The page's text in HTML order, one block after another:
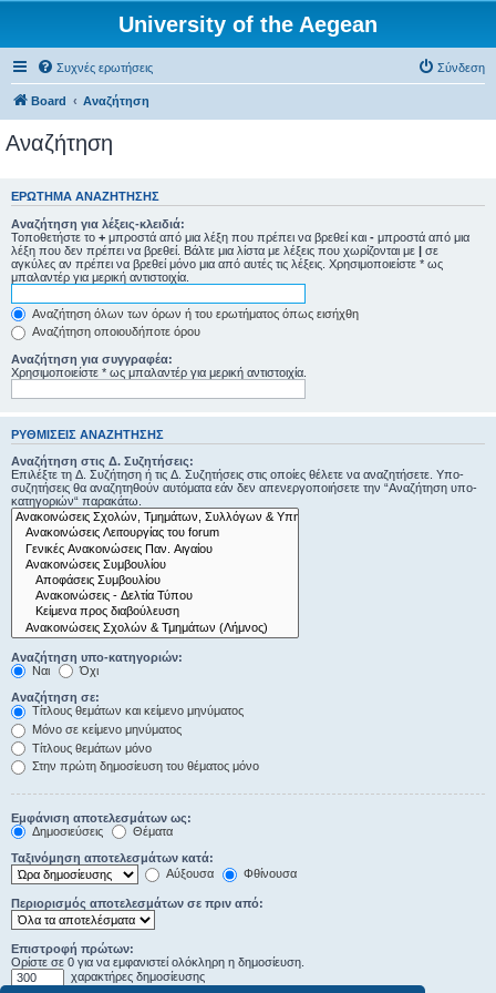
University of the Aegean
Συχνές ερωτήσεις Σύνδεση
Board Αναζήτηση
Αναζήτηση
ΕΡΏΤΗΜΑ ΑΝΑΖΉΤΗΣΗΣ
Αναζήτηση για λέξεις-κλειδιά:
Τοποθετήστε το + μπροστά από μια λέξη που πρέπει να βρεθεί και - μπροστά από μια
λέξη που δεν πρέπει να βρεθεί. Βάλτε μια λίστα με λέξεις που χωρίζονται με | σε
αγκύλες αν πρέπει να βρεθεί μόνο μια από αυτές τις λέξεις. Χρησιμοποιείστε * ως
μπαλαντέρ για μερική αντιστοιχία.
Αναζήτηση όλων των όρων ή του ερωτήματος όπως εισήχθη
Αναζήτηση οποιουδήποτε όρου
Αναζήτηση για συγγραφέα:
Χρησιμοποιείστε * ως μπαλαντέρ για μερική αντιστοιχία.
ΡΥΘΜΊΣΕΙΣ ΑΝΑΖΉΤΗΣΗΣ
Αναζήτηση στις Δ. Συζητήσεις:
Επιλέξτε τη Δ. Συζήτηση ή τις Δ. Συζητήσεις στις οποίες θέλετε να αναζητήσετε. Υπο-
συζητήσεις θα αναζητηθούν αυτόματα εάν δεν απενεργοποιήσετε την “Αναζήτηση υπο-
κατηγοριών“ παρακάτω.
Αναζήτηση υπο-κατηγοριών:
Ναι
Όχι
Αναζήτηση σε:
Τίτλους θεμάτων και κείμενο μηνύματος
Μόνο σε κείμενο μηνύματος
Τίτλους θεμάτων μόνο
Στην πρώτη δημοσίευση του θέματος μόνο
Εμφάνιση αποτελεσμάτων ως:
Δημοσιεύσεις
Θέματα
Ταξινόμηση αποτελεσμάτων κατά:
Αύξουσα
Φθίνουσα
Περιορισμός αποτελεσμάτων σε πριν από:
Επιστροφή πρώτων:
Ορίστε σε 0 για να εμφανιστεί ολόκληρη η δημοσίευση.
χαρακτήρες δημοσίευσης